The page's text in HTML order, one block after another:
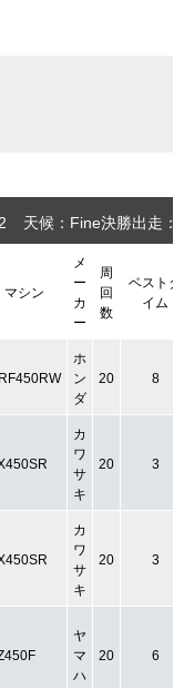
天候：Fine決勝出走：
マシン
メ
ー
カ
ー
周
回
数
ベストタ
イム
ホ
ン
ダ
20 8
カ
ワ
サ
キ
20 3
カ
ワ
サ
キ
20 3
ヤ
マ
ハ
20 6